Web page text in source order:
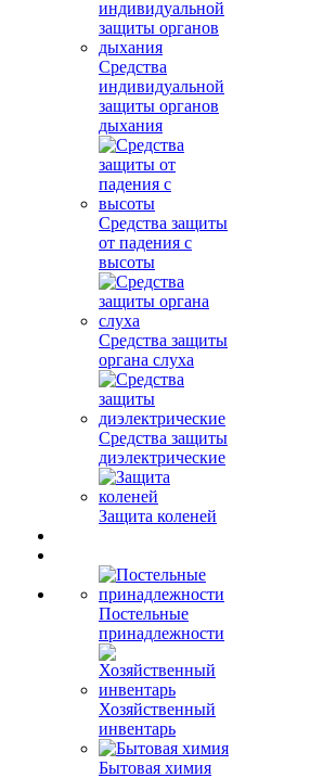
Средства
индивидуальной
защиты органов
дыхания
Средства защиты
от падения с
высоты
Средства защиты
органа слуха
Средства защиты
диэлектрические
Защита коленей
Постельные
принадлежности
Хозяйственный
инвентарь
Бытовая химия